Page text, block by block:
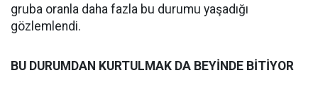
gruba oranla daha fazla bu durumu yaşadığı
gözlemlendi.
BU DURUMDAN KURTULMAK DA BEYİNDE BİTİYOR